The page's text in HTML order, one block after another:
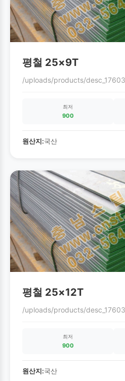
평철 25×9T
/uploads/products/
최저
900
원산지:국산
평철 25×12T
/uploads/products/
최저
900
원산지:국산